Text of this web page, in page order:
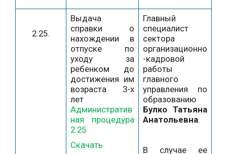
2.25.
Выдача
справки о
нахождении в
отпуске по
уходу за
ребенком до
достижения им
возраста 3-х
лет
Административ
ная процедура
2.25
Скачать
Главный
специалист
сектора
организационно
-кадровой
работы
главного
управления по
образованию
Булко Татьяна
Анатольевна.
В случае ее